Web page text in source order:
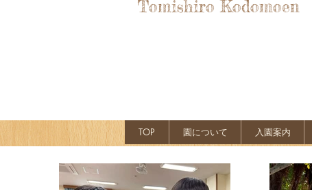
Tomishiro Kodomoen
TOP 園について 入園案内